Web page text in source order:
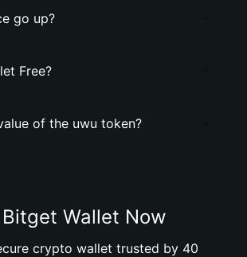
go up?
Free?
of the uwu token?
Wallet Now
crypto wallet trusted by 40